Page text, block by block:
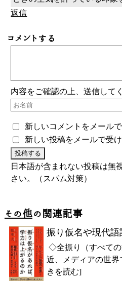
返信
コメントする
内容をご確認の上、送信して
新しいコメントをメール
新しい投稿をメールで受
日本語が含まれない投稿は無
さい。（スパム対策）
その他の関連記事
振り仮名や現代
◇全振り（すべて
近、メディアの世
きを読む]